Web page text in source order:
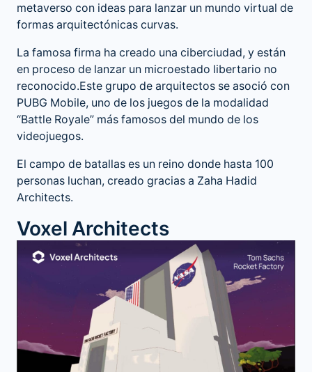
metaverso con ideas para lanzar un mundo virtual de
formas arquitectónicas curvas.
La famosa firma ha creado una ciberciudad, y están
en proceso de lanzar un microestado libertario no
reconocido.Este grupo de arquitectos se asoció con
PUBG Mobile, uno de los juegos de la modalidad
“Battle Royale” más famosos del mundo de los
videojuegos.
El campo de batallas es un reino donde hasta 100
personas luchan, creado gracias a Zaha Hadid
Architects.
Voxel Architects